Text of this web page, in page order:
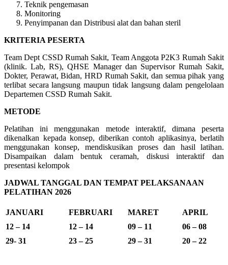
Teknik pengemasan
Monitoring
Penyimpanan dan Distribusi alat dan bahan steril
KRITERIA PESERTA
Team Dept CSSD Rumah Sakit, Team Anggota P2K3 Rumah Sakit
(klinik. Lab, RS), QHSE Manager dan Supervisor Rumah Sakit,
Dokter, Perawat, Bidan, HRD Rumah Sakit, dan semua pihak yang
terlibat secara langsung maupun tidak langsung dalam pengelolaan
Departemen CSSD Rumah Sakit.
METODE
Pelatihan ini menggunakan metode interaktif, dimana peserta
dikenalkan kepada konsep, diberikan contoh aplikasinya, berlatih
menggunakan konsep, mendiskusikan proses dan hasil latihan.
Disampaikan dalam bentuk ceramah, diskusi interaktif dan
presentasi kelompok
JADWAL TANGGAL DAN TEMPAT PELAKSANAAN
PELATIHAN 2026
JANUARI FEBRUARI MARET
APRIL
12 – 14
12 – 14 09 – 11
06 – 08
29- 31
23 – 25 29 – 31 20 – 22